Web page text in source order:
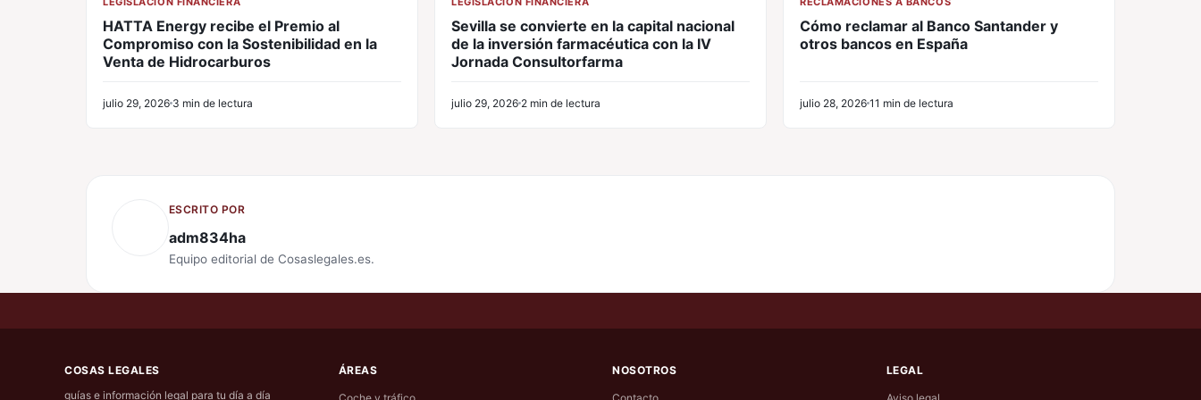
HATTA Energy recibe el Premio al
Compromiso con la Sostenibilidad en la
Venta de Hidrocarburos
julio 29, 2026 3 min de lectura
Sevilla se convierte en la capital nacional
de la inversión farmacéutica con la IV
Jornada Consultorfarma
julio 29, 2026 2 min de lectura
Cómo reclamar al Banco Santander y
otros bancos en España
julio 28, 2026 11 min de lectura
ESCRITO POR
adm834ha
Equipo editorial de Cosaslegales.es.
COSAS LEGALES
guías e información legal para tu día a día
ÁREAS NOSOTROS LEGAL